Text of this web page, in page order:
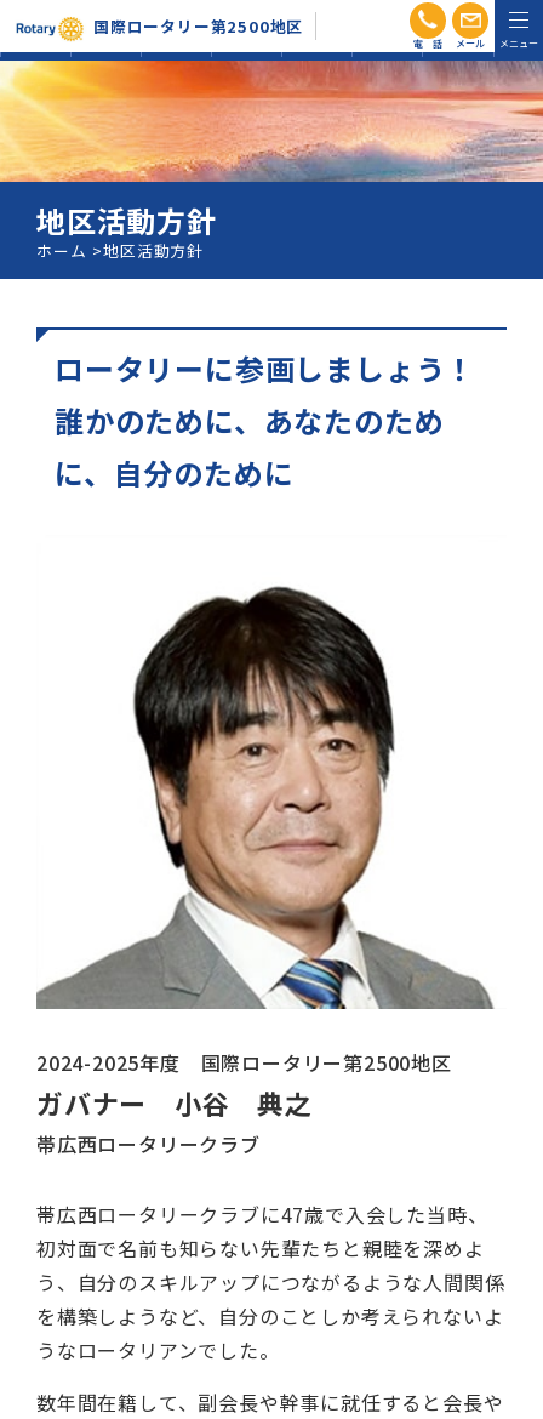
国際ロータリー第2500地区 電話 メール
ホーム
RI会長信
条
地区活動
方針
組織図・
分区
ガバナー
月信
お知らせ会員専用
地区活動方針
ホーム 地区活動方針
ロータリーに参画しましょう！
誰かのために、あなたのため
に、自分のために
2024-2025年度 国際ロータリー第2500地区
ガバナー 小谷 典之
帯広西ロータリークラブ
帯広西ロータリークラブに47歳で入会した当時、
初対面で名前も知らない先輩たちと親睦を深めよ
う、自分のスキルアップにつながるような人間関係
を構築しようなど、自分のことしか考えられないよ
うなロータリアンでした。
数年間在籍して、副会長や幹事に就任すると会長や